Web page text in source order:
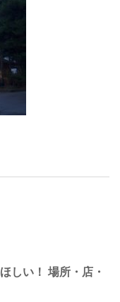
しい！ 場所・店・